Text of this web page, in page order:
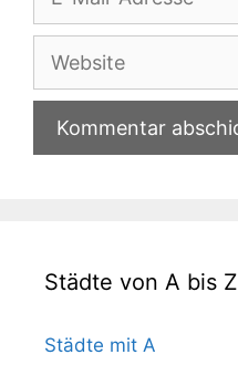
Adresse
Website
Städte von A bis Z
Städte mit A